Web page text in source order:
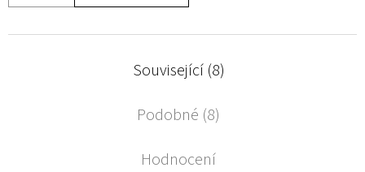
Související (8)
Podobné (8)
Hodnocení